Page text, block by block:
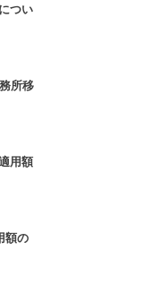
つい
所移
用額
額の